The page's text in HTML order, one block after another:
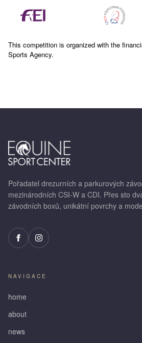
This competition is organized with the
Sports Agency.
Pořadatel drezurních a parkurových
mezinárodních CSI-W a CDI. Přes sto
závodních boxů, unikátní povrchy a
NAVIGACE
home
about
news